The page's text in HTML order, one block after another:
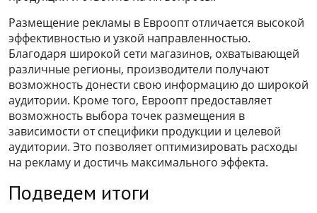
Размещение рекламы в Евроопт отличается высокой
эффективностью и узкой направленностью.
Благодаря широкой сети магазинов, охватывающей
различные регионы, производители получают
возможность донести свою информацию до широкой
аудитории. Кроме того, Евроопт предоставляет
возможность выбора точек размещения в
зависимости от специфики продукции и целевой
аудитории. Это позволяет оптимизировать расходы
на рекламу и достичь максимального эффекта.
Подведем итоги